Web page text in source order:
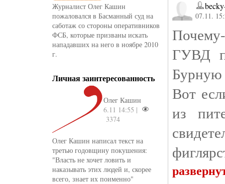
Журналист Олег Кашин
пожаловался в Басманный суд на
саботаж со сто­роны оперативников
ФСБ, которые призваны искать
нападавших на него в ноябре 2010
г.
Личная заинтересованность
Олег Кашин
6.11 14:55 |
3374
Олег Кашин написал текст на
третью годовщину покушения:
"Власть не хочет ловить и
наказывать этих людей и, скорее
всего, знает их поименно"
07.11.
ГУВД
Бурную
Вот
из